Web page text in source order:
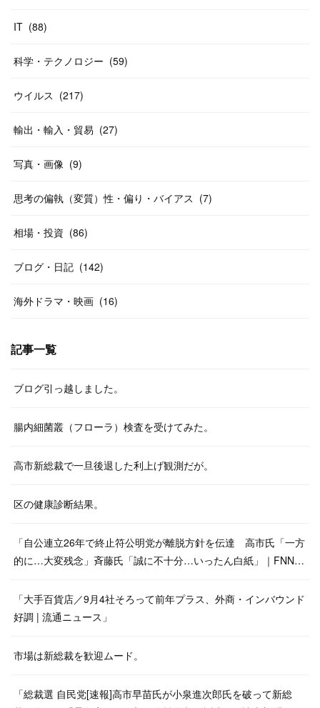
IT (88)
科学・テクノロジー (59)
ウイルス (217)
輸出・輸入・貿易 (27)
写真・画像 (9)
思考の偏執（変質）性・偏り・バイアス (7)
相場・投資 (86)
ブログ・日記 (142)
海外ドラマ・映画 (16)
記事一覧
ブログ引っ越しました。
腸内細菌叢（フローラ）検査を受けてみた。
高市新総裁で一旦後退した利上げ観測だが。
区の健康診断結果。
「自公連立26年で終止符公明党が離脱方針を伝達 高市氏「一方
的に…大変残念」斉藤氏「誠に不十分…いったん白紙」｜FNN…
「大手百貨店／9月4社そろって前年プラス、外商・インバウンド
好調 | 流通ニュース」
市場は新総裁を歓迎ムード。
「総裁選 自民党[速報]高市早苗氏が小泉進次郎氏を破って新総